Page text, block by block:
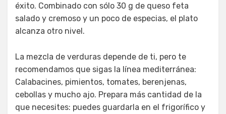
éxito. Combinado con sólo 30 g de queso feta
salado y cremoso y un poco de especias, el plato
alcanza otro nivel.
La mezcla de verduras depende de ti, pero te
recomendamos que sigas la línea mediterránea:
Calabacines, pimientos, tomates, berenjenas,
cebollas y mucho ajo. Prepara más cantidad de la
que necesites: puedes guardarla en el frigorífico y